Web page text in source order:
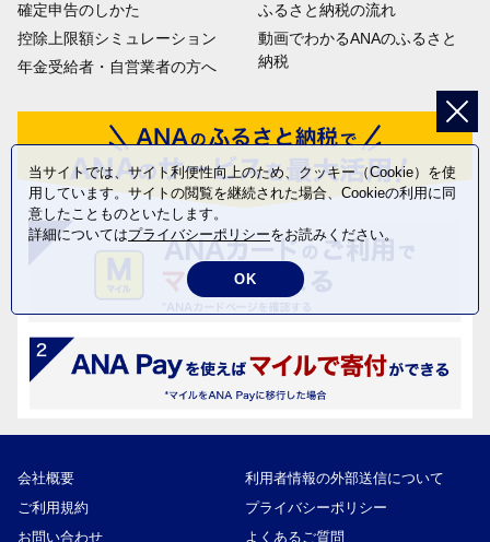
確定申告のしかた
控除上限額シミュレーション
年金受給者・自営業者の方へ
ふるさと納税の流れ
動画でわかるANAのふるさと
納税
会社概要
利用者情報の外部送信について
ご利用規約
プライバシーポリシー
お問い合わせ
よくあるご質問
当サイトでは、サイト利便性向上のため、クッキー（Cookie）を使
用しています。サイトの閲覧を継続された場合、Cookieの利用に同
意したことものといたします。
詳細についてはプライバシーポリシーをお読みください。
OK